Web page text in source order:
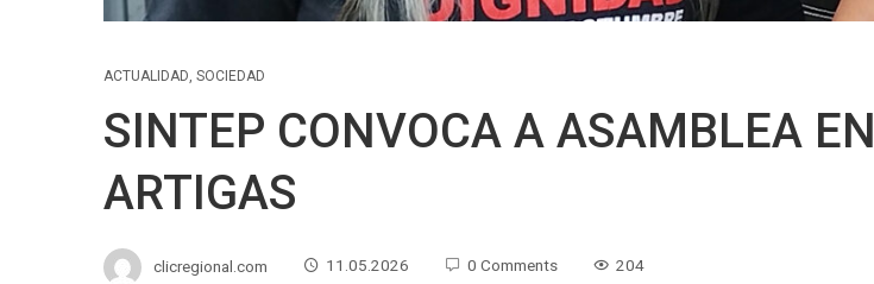
ACTUALIDAD SOCIEDAD
SINTEP CONVOCA A ASAMBLEA EN
ARTIGAS
clicregional.com 11.05.2026 0 Comments 204